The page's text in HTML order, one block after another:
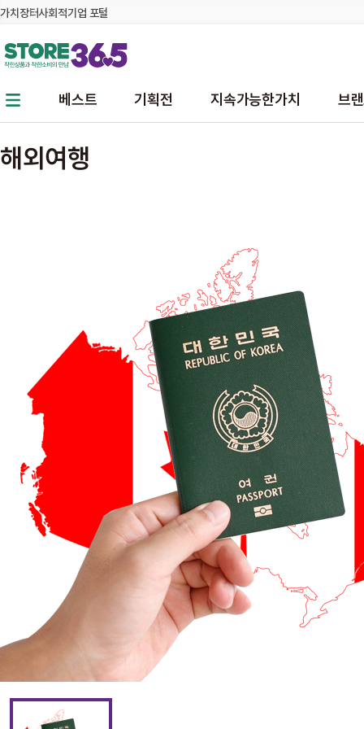
본문 바로가기 주메뉴 바로가기
가치장터사회적기업 포털
베스트 기획전 지속가능한가치 브
해외여행